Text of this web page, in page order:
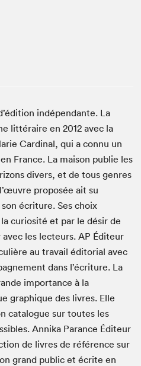
indépendante. La
littéraire en 2012 avec la
Cardinal, qui a connu un
France. La maison publie les
divers, et de tous genres
proposée ait su
écriture. Ses choix
curiosité et par le désir de
les lecteurs. AP Éditeur
au travail éditorial avec
dans l’écriture. La
importance à la
graphique des livres. Elle
catalogue sur toutes les
Annika Parance Éditeur
de livres de référence sur
grand public et écrite en